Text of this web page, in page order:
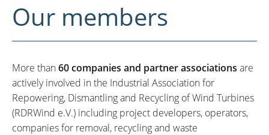
Our members
More than60 companies and partner associations are
actively involved in the Industrial Association for
Repowering, Dismantling and Recycling of Wind Turbines
(RDRWind e.V.) including project developers, operators,
companies for removal, recycling and waste